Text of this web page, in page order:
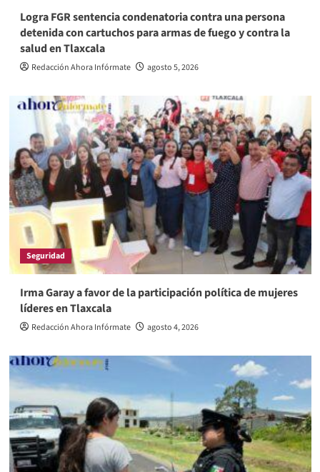
Logra FGR sentencia condenatoria contra una persona
detenida con cartuchos para armas de fuego y contra la
salud en Tlaxcala
Redacción Ahora Infórmate agosto 5, 2026
Seguridad
Irma Garay a favor de la participación política de mujeres
líderes en Tlaxcala
Redacción Ahora Infórmate agosto 4, 2026